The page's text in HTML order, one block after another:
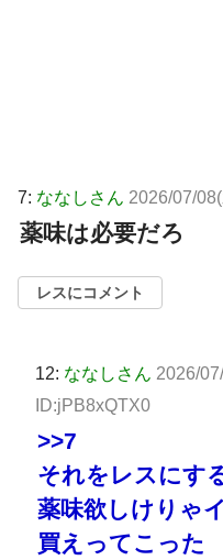
7: ななしさん 2026/07/
薬味は必要だろ
レスにコメント
12: ななしさん 2026/
ID:jPB8xQTX0
>>7
それをレスにす
薬味欲しけりゃ
買えってこった